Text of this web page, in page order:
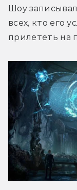
Шоу
всех, кто его
прилететь на